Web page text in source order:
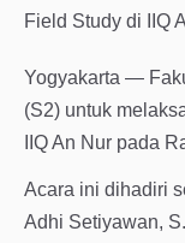
Yogyakarta —
(S2) untuk
IIQ An Nur pada
Acara ini dihadiri
Adhi Setiyawan,